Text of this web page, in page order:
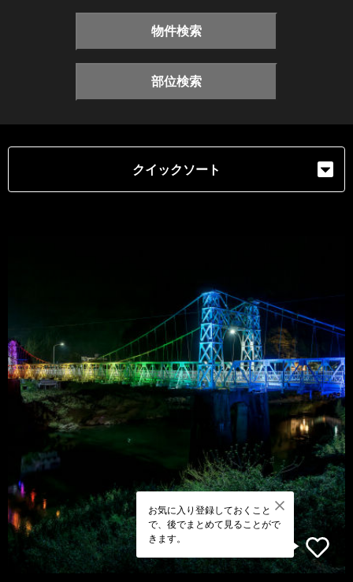
物件検索
部位検索
クイックソート
お気に入り登録しておくこと
で、後でまとめて見ることがで
きます。